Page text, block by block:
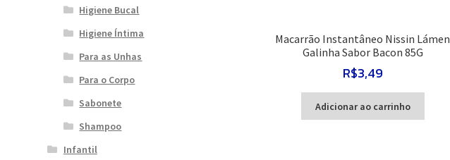
Macarrão Instantâneo Nissin Lámen
Galinha Sabor Bacon 85G
R$3,49
Adicionar ao carrinho
Higiene Bucal
Higiene Íntima
Para as Unhas
Para o Corpo
Sabonete
Shampoo
Infantil